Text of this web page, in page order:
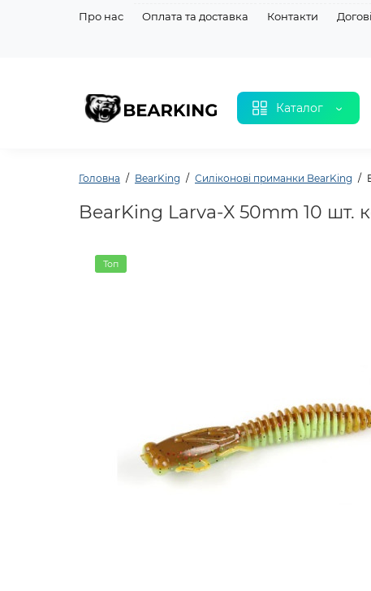
Про нас Оплата та доставка Контакти
Каталог
Головна BearKing Силіконовi приманки BearKing
BearKing Larva-X 50mm 10 шт.
Топ